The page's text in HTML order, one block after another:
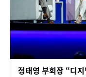
정태영 부회장 “디